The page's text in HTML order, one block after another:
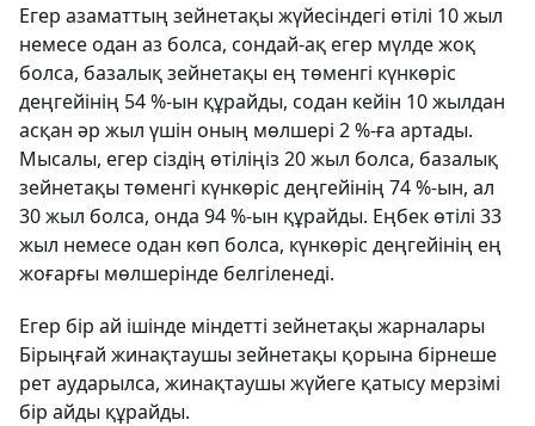
Егер азаматтың зейнетақы жүйесіндегі өтілі 10 жыл
немесе одан аз болса, сондай-ақ егер мүлде жоқ
болса, базалық зейнетақы ең төменгі күнкөріс
деңгейінің 54 %-ын құрайды, содан кейін 10 жылдан
асқан әр жыл үшін оның мөлшері 2 %-ға артады.
Мысалы, егер сіздің өтіліңіз 20 жыл болса, базалық
зейнетақы төменгі күнкөріс деңгейінің 74 %-ын, ал
30 жыл болса, онда 94 %-ын құрайды. Еңбек өтілі 33
жыл немесе одан көп болса, күнкөріс деңгейінің ең
жоғарғы мөлшерінде белгіленеді.
Егер бір ай ішінде міндетті зейнетақы жарналары
Бірыңғай жинақтаушы зейнетақы қорына бірнеше
рет аударылса, жинақтаушы жүйеге қатысу мерзімі
бір айды құрайды.